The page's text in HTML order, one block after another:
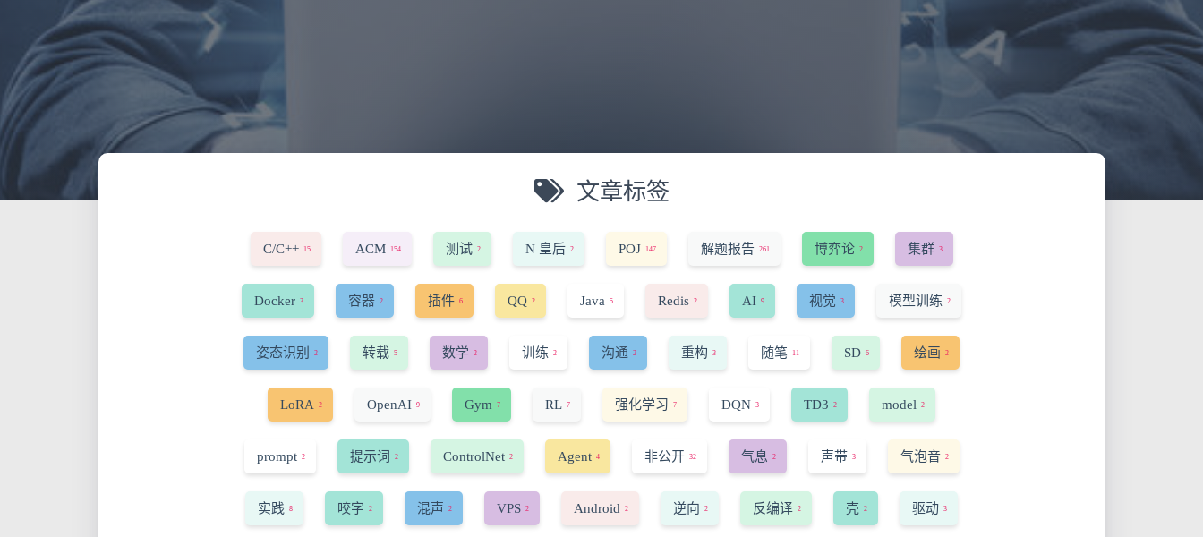
文章标签
C/C++ 15 ACM 154 测试 2 N 皇后 2 POJ 147 解题报告 261 博弈论 2 集群 3
Docker 3 容器 2 插件 6 QQ 2 Java 5 Redis 2 AI 9 视觉 3 模型训练 2
姿态识别 2 转载 5 数学 2 训练 2 沟通 2 重构 3 随笔 11 SD 6 绘画 2
LoRA 2 OpenAI 9 Gym 7 RL 7 强化学习 7 DQN 3 TD3 2 model 2
prompt 2 提示词 2 ControlNet 2 Agent 4 非公开 32 气息 2 声带 3 气泡音 2
实践 8 咬字 2 混声 2 VPS 2 Android 2 逆向 2 反编译 2 壳 2 驱动 3